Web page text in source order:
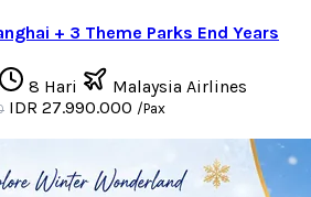
+ 3 Theme Parks End Years
8 Hari
Malaysia Airlines
IDR 27.990.000 /Pax